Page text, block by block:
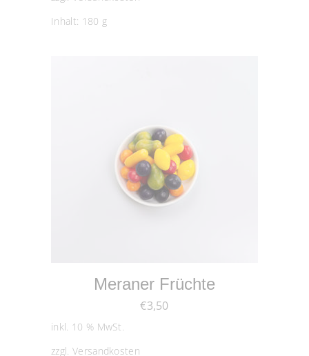
Inhalt: 180 g
Meraner Früchte
€3,50
inkl. 10 % MwSt.
zzgl. Versandkosten